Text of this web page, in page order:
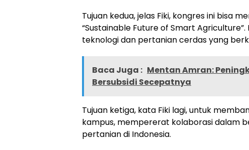
Tujuan kedua, jelas Fiki, kongres ini bisa
“Sustainable Future of Smart
teknologi dan pertanian cerdas yang
Baca Juga : Mentan Amran:
Bersubsidi Secepatnya
Tujuan ketiga, kata Fiki lagi, untuk
kampus, mempererat kolaborasi dalam
pertanian di Indonesia.